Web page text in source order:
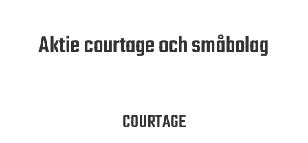
Aktie courtage och småbolag
COURTAGE